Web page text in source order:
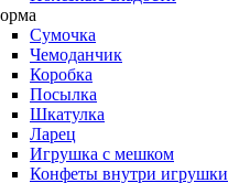
Сумочка
Чемоданчик
Коробка
Посылка
Шкатулка
Ларец
Игрушка с мешком
Конфеты внутри игрушки